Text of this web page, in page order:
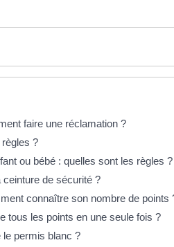
faire une réclamation ?
?
ou bébé : quelles sont les règles ?
ceinture de sécurité ?
connaître son nombre de points
tous les points en une seule fois ?
le permis blanc ?